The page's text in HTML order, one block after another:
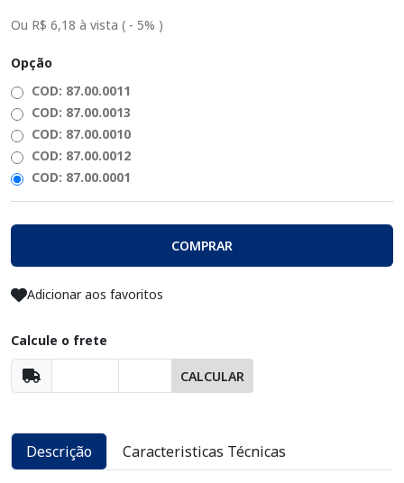
Ou R$ 6,18 à vista ( - 5% )
Opção
COD: 87.00.0011
COD: 87.00.0013
COD: 87.00.0010
COD: 87.00.0012
COD: 87.00.0001
COMPRAR
Adicionar aos favoritos
Calcule o frete
CALCULAR
Descrição Caracteristicas Técnicas